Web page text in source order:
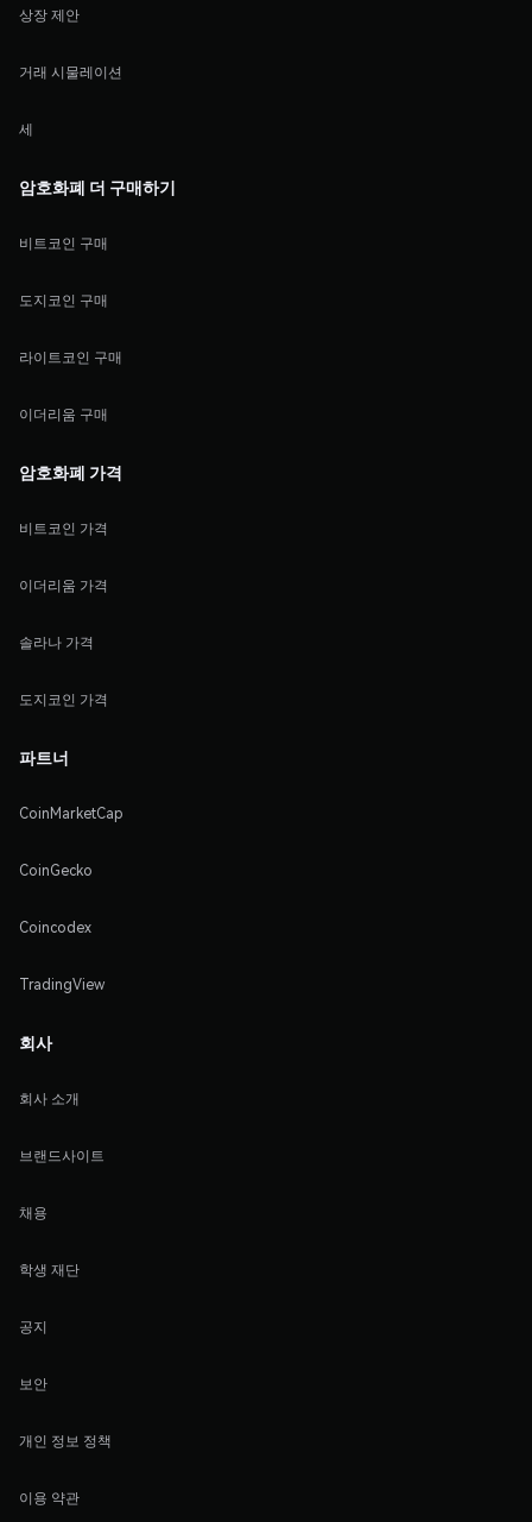
상장 제안
거래 시물레이션
세
암호화폐 더 구매하기
비트코인 구매
도지코인 구매
라이트코인 구매
이더리움 구매
암호화폐 가격
비트코인 가격
이더리움 가격
솔라나 가격
도지코인 가격
파트너
CoinMarketCap
CoinGecko
Coincodex
TradingView
회사
회사 소개
브랜드사이트
채용
학생 재단
공지
보안
개인 정보 정책
이용 약관